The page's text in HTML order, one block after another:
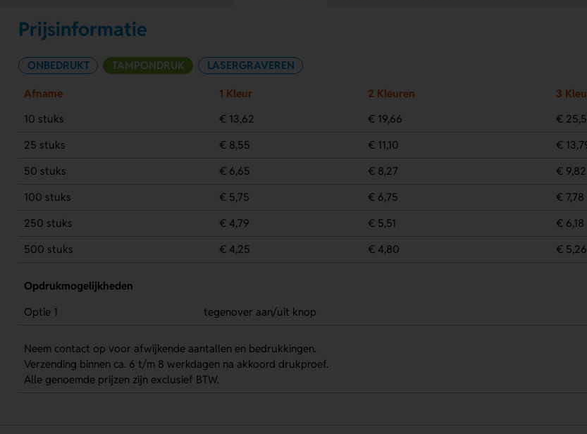
Prijsinformatie
ONBEDRUKT TAMPONDRUK LASERGRAVEREN
Afname 1 Kleur 2 Kleuren 3
10 stuks
€ 13,62 € 19,66 €
25 stuks
€ 8,55 € 11,10 €
50 stuks
€ 6,65 € 8,27 € 9,82
100 stuks
€ 5,75 € 6,75 € 7,78
250 stuks
€ 4,79 € 5,51 € 6,18
500 stuks
€ 4,25 € 4,80 € 5,26
Opdrukmogelijkheden
Optie 1
tegenover aan/uit knop
Neem contact op voor afwijkende aantallen en bedrukkingen.
Verzending binnen ca. 6 t/m 8 werkdagen na akkoord drukproef.
Alle genoemde prijzen zijn exclusief BTW.